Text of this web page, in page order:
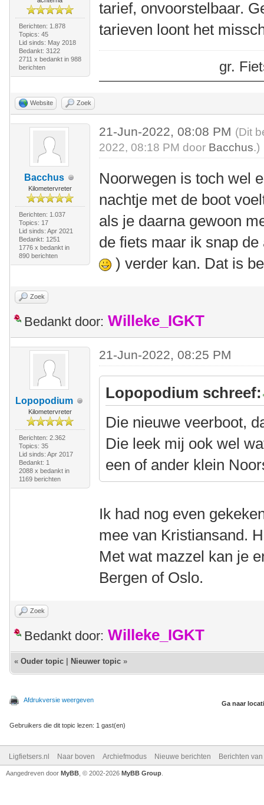
Berichten: 1.878
Topics: 45
Lid sinds: May 2018
Bedankt: 3122
2711 x bedankt in 988
berichten
tarief, onvoorstelbaar.
tarieven loont het
gr.
Website Zoek
Bacchus
Kilometervreter
Berichten: 1.037
Topics: 17
Lid sinds: Apr 2021
Bedankt: 1251
1776 x bedankt in
890 berichten
21-Jun-2022, 08:08 PM (Dit
2022, 08:18 PM door Bacchus.)
Noorwegen is toch wel
nachtje met de boot
als je daarna gewoon
de fiets maar ik snap
) verder kan. Dat is
Zoek
Bedankt door: Willeke_IGKT
Lopopodium
Kilometervreter
Berichten: 2.362
Topics: 35
Lid sinds: Apr 2017
Bedankt: 1
2088 x bedankt in
1169 berichten
21-Jun-2022, 08:25 PM
Lopopodium schreef:
Die nieuwe veerboot,
Die leek mij ook wel
een of ander klein
Ik had nog even
mee van Kristiansand.
Met wat mazzel kan je
Bergen of Oslo.
Zoek
Bedankt door: Willeke_IGKT
« Ouder topic Nieuwer topic »
Afdrukversie weergeven Ga naar
Gebruikers die dit topic lezen: 1 gast(en)
Ligfietsers.nl Naar boven Archiefmodus Nieuwe berichten Berichten
Aangedreven door MyBB , © 2002-2026 MyBB Group